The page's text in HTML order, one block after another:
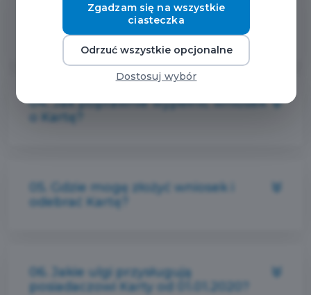
03. Jak uzyskać Kartę
Nowosądeczanina?
04. Jak poprawnie wypełnić wniosek
o Kartę?
05. Gdzie mogę złożyć wniosek i
odebrać Kartę?
06. Jakie ulgi przysługują
posiadaczowi Karty od 01.01.2020?
Zgadzam się na wszystkie
ciasteczka
Odrzuć wszystkie opcjonalne
Dostosuj wybór